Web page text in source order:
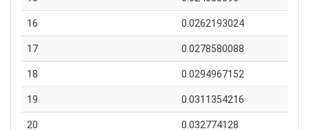
16 0.0262193024
17 0.0278580088
18 0.0294967152
19 0.0311354216
20 0.032774128